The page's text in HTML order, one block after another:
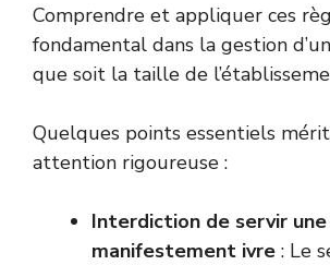
Comprendre et appliquer ces
fondamental dans la gestion
que soit la taille de
Quelques points essentiels
attention rigoureuse :
Interdiction de servir
manifestement ivre : Le